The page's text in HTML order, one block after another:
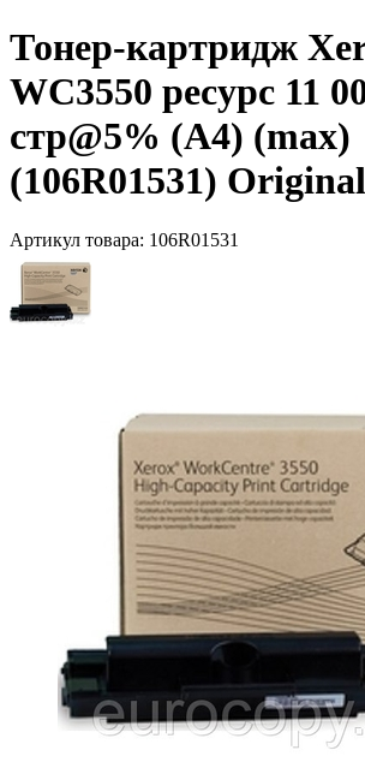
Тонер-картридж
WC3550 ресурс 11
стр@5% (A4) (max)
(106R01531) Original
Артикул товара: 106R01531